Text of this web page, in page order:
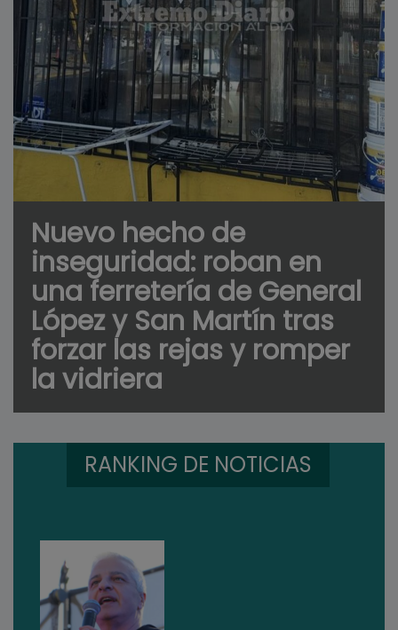
Nuevo hecho de
inseguridad: roban en
una ferretería de General
López y San Martín tras
forzar las rejas y romper
la vidriera
RANKING DE NOTICIAS